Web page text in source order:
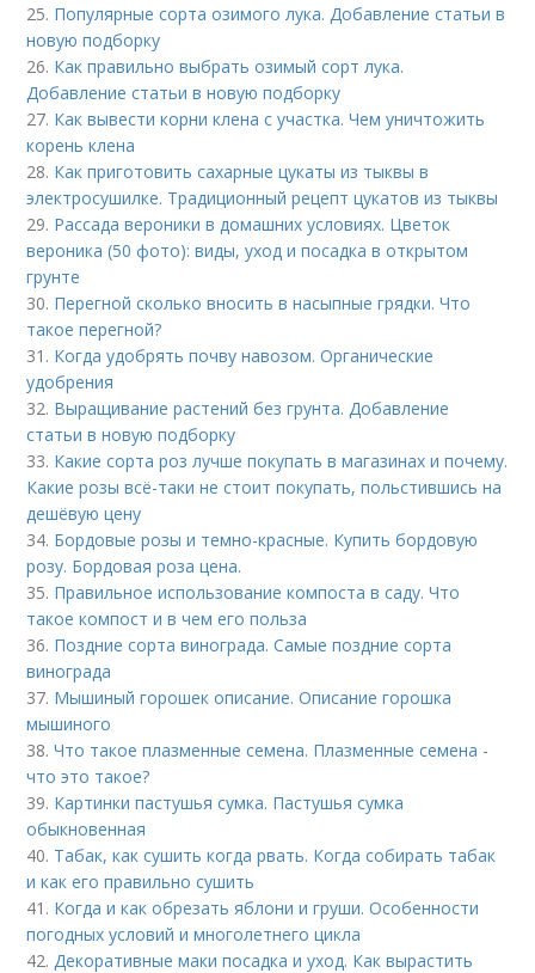
25. Популярные сорта озимого лука. Добавление статьи в
новую подборку
26. Как правильно выбрать озимый сорт лука.
Добавление статьи в новую подборку
27. Как вывести корни клена с участка. Чем уничтожить
корень клена
28. Как приготовить сахарные цукаты из тыквы в
электросушилке. Традиционный рецепт цукатов из тыквы
29. Рассада вероники в домашних условиях. Цветок
вероника (50 фото): виды, уход и посадка в открытом
грунте
30. Перегной сколько вносить в насыпные грядки. Что
такое перегной?
31. Когда удобрять почву навозом. Органические
удобрения
32. Выращивание растений без грунта. Добавление
статьи в новую подборку
33. Какие сорта роз лучше покупать в магазинах и почему.
Какие розы всё-таки не стоит покупать, польстившись на
дешёвую цену
34. Бордовые розы и темно-красные. Купить бордовую
розу. Бордовая роза цена.
35. Правильное использование компоста в саду. Что
такое компост и в чем его польза
36. Поздние сорта винограда. Самые поздние сорта
винограда
37. Мышиный горошек описание. Описание горошка
мышиного
38.Что такое плазменные семена. Плазменные семена -
что это такое?
39. Картинки пастушья сумка. Пастушья сумка
обыкновенная
40. Табак, как сушить когда рвать. Когда собирать табак
и как его правильно сушить
41. Когда и как обрезать яблони и груши. Особенности
погодных условий и многолетнего цикла
42. Декоративные маки посадка и уход. Как вырастить